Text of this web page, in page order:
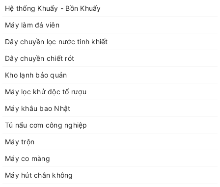
Hệ thống Khuấy - Bồn Khuấy
Máy làm đá viên
Dây chuyền lọc nước tinh khiết
Dây chuyền chiết rót
Kho lạnh bảo quản
Máy lọc khử độc tố rượu
Máy khâu bao Nhật
Tủ nấu cơm công nghiệp
Máy trộn
Máy co màng
Máy hút chân không